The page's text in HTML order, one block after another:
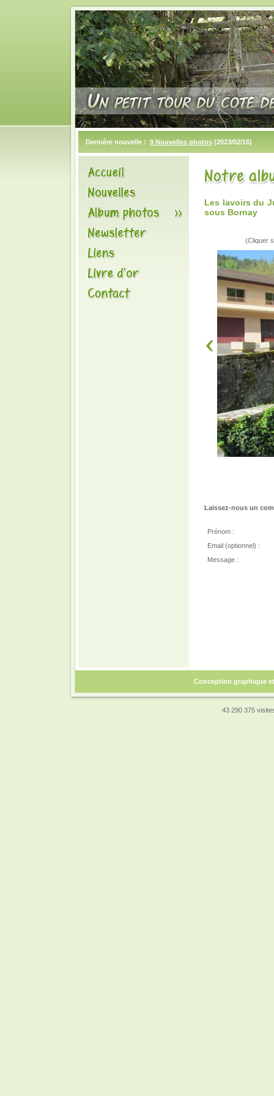
Dernière nouvelle : 9 Nouvelles photos (2023/02/16)
Les lavoirs du
sous Bornay
(Cliquer
Laissez-nous un
Prénom :
Email (optionnel) :
Message :
Conception graphique
43 290 375